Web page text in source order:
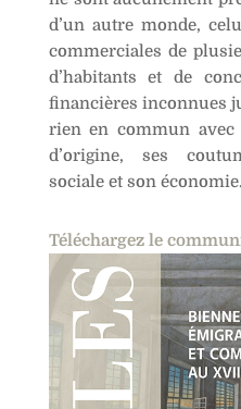
d’un autre monde,
commerciales de
d’habitants et de
financières inconnues
rien en commun
d’origine, ses
sociale et son économie.
Téléchargez le